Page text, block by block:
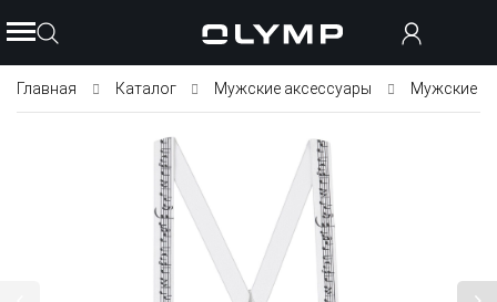
Главная Каталог Мужские аксессуары Мужские